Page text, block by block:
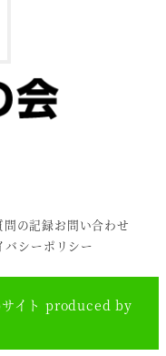
問の記録お問い合わせ
バシーポリシー
イト produced by